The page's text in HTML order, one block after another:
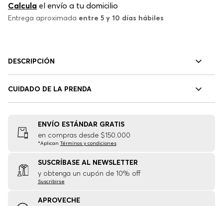
Calcula el envío a tu domicilio
Entrega aproximada entre 5 y 10 días hábiles
DESCRIPCIÓN
CUIDADO DE LA PRENDA
ENVÍO ESTÁNDAR GRATIS
en compras desde $150.000
*Aplican Términos y condiciones
SUSCRÍBASE AL NEWSLETTER
y obtenga un cupón de 10% off
Suscribirse
APROVECHE